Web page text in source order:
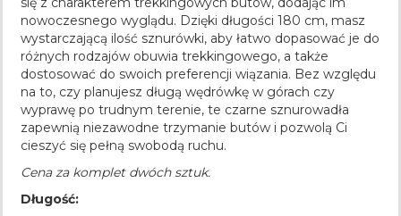
nowoczesnego wyglądu. Dzięki długości 180 cm, masz
wystarczającą ilość sznurówki, aby łatwo dopasować je do
różnych rodzajów obuwia trekkingowego, a także
dostosować do swoich preferencji wiązania. Bez względu
na to, czy planujesz długą wędrówkę w górach czy
wyprawę po trudnym terenie, te czarne sznurowadła
zapewnią niezawodne trzymanie butów i pozwolą Ci
cieszyć się pełną swobodą ruchu.
Cena za komplet dwóch sztuk.
Długość: